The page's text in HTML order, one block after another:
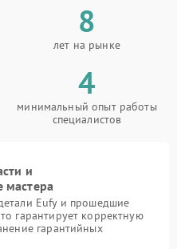
8
лет на рынке
4
минимальный опыт работы
специалистов
и
мастера
Eufy и прошедшие
гарантирует корректную
гарантийных